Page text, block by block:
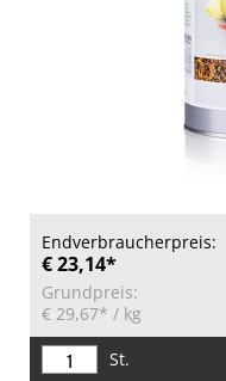
Endverbraucherpreis:
€ 23,14*
Grundpreis:
€ 29,67* / kg
St.